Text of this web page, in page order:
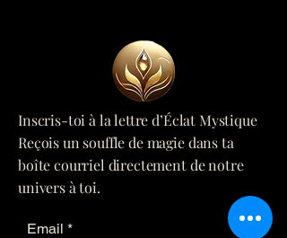
Inscris-toi à la lettre d’Éclat Mystique
Reçois un souffle de magie dans ta
boîte courriel directement de notre
univers à toi.
Email *